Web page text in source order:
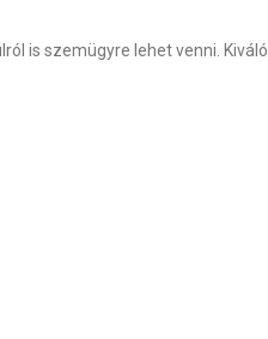
is szemügyre lehet venni. Kiváló